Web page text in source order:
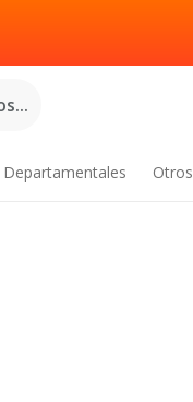
Departamentales Otros